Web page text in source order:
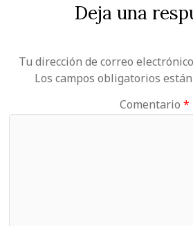
Deja una
Tu dirección de correo
Los campos obligatorios
Comentario*